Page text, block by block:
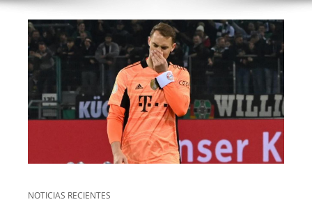
NOTICIAS RECIENTES